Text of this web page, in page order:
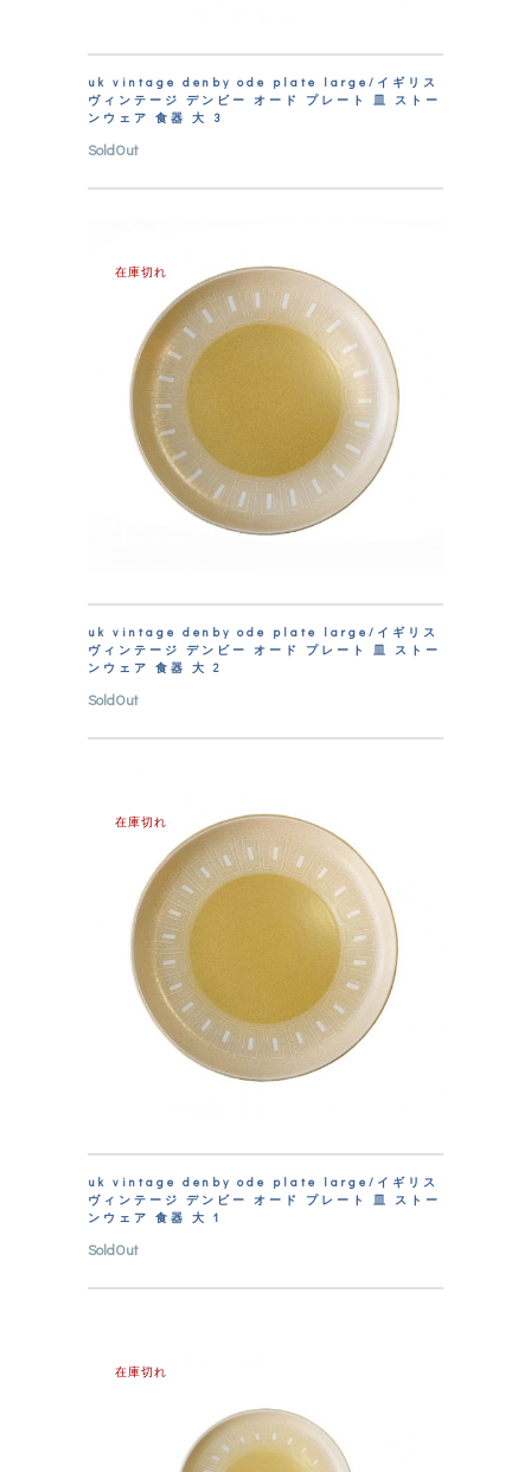
uk vintage denby ode plate large/イギリス
ヴィンテージ デンビー オード プレート 皿 ストー
ンウェア 食器 大 3
SoldOut
在庫切れ
uk vintage denby ode plate large/イギリス
ヴィンテージ デンビー オード プレート 皿 ストー
ンウェア 食器 大 2
SoldOut
在庫切れ
uk vintage denby ode plate large/イギリス
ヴィンテージ デンビー オード プレート 皿 ストー
ンウェア 食器 大 1
SoldOut
在庫切れ